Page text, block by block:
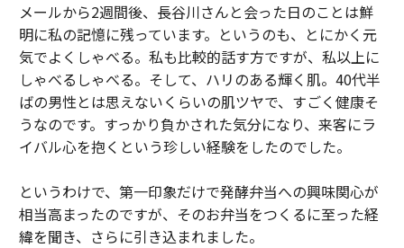
メールから2週間後、長谷川さんと会った日のことは鮮
明に私の記憶に残っています。というのも、とにかく元
気でよくしゃべる。私も比較的話す方ですが、私以上に
しゃべるしゃべる。そして、ハリのある輝く肌。40代半
ばの男性とは思えないくらいの肌ツヤで、すごく健康そ
うなのです。すっかり負かされた気分になり、来客にラ
イバル心を抱くという珍しい経験をしたのでした。
というわけで、第一印象だけで発酵弁当への興味関心が
相当高まったのですが、そのお弁当をつくるに至った経
緯を聞き、さらに引き込まれました。